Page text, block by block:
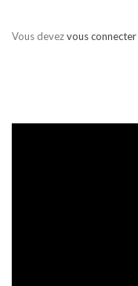
Vous devezvous connecter